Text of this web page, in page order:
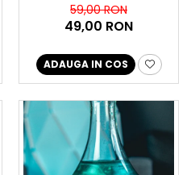
59,00 RON
49,00 RON
ADAUGA IN COS